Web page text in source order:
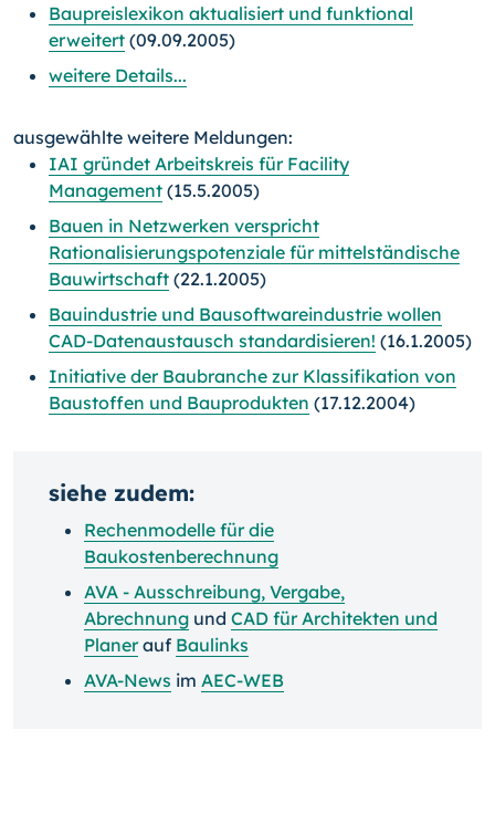
Baupreislexikon aktualisiert und funktional
erweitert (09.09.2005)
weitere Details...
ausgewählte weitere Meldungen:
IAI gründet Arbeitskreis für Facility
Management (15.5.2005)
Bauen in Netzwerken verspricht
Rationalisierungspotenziale für mittelständische
Bauwirtschaft (22.1.2005)
Bauindustrie und Bausoftwareindustrie wollen
CAD-Datenaustausch standardisieren! (16.1.2005)
Initiative der Baubranche zur Klassifikation von
Baustoffen und Bauprodukten (17.12.2004)
siehe zudem:
Rechenmodelle für die
Baukostenberechnung
AVA - Ausschreibung, Vergabe,
Abrechnung und CAD für Architekten und
Planerauf Baulinks
AVA-News im AEC-WEB